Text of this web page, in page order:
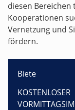
diesen
Kooperationen
Vernetzung und
fördern.
Biete
KOSTENLOSER